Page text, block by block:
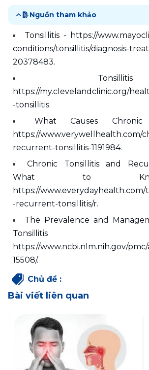
Nguồn tham khảo
Tonsillitis - https://
conditions/tonsillitis/diagnosis-
20378483.
https://my.clevelandclinic.org/
-tonsillitis.
What Causes
https://www.verywellhealth.com/
recurrent-tonsillitis-1191984.
Chronic Tonsillitis and
What to
https://www.everydayhealth.com/
-recurrent-tonsillitis/r.
The Prevalence and
https://www.ncbi.nlm.nih.gov/
15508/.
Chủ đề :
Bài viết liên quan